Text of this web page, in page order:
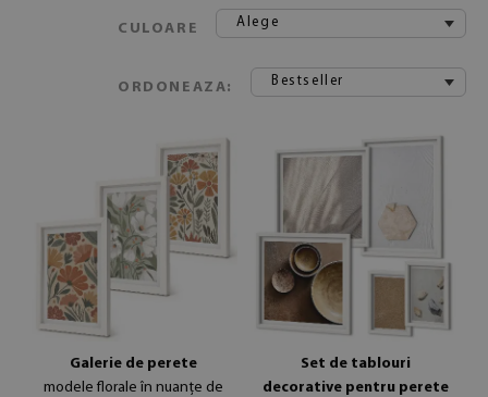
CULOARE Alege
ORDONEAZA: Bestseller
Galerie de perete
modele florale în nuanțe de
Set de tablouri
decorative pentru perete